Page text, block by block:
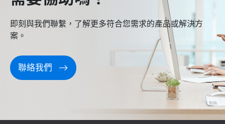
即刻與我們聯繫，了解更多符合您需求的產品或解決方
案。
聯絡我們